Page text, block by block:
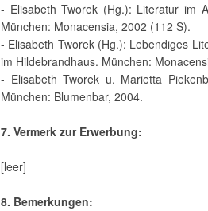
- Elisabeth Tworek (Hg.): Literatur im
München: Monacensia, 2002 (112 S).
- Elisabeth Tworek (Hg.): Lebendiges
im Hildebrandhaus. München:
- Elisabeth Tworek u. Marietta
München: Blumenbar, 2004.
7. Vermerk zur Erwerbung:
[leer]
8. Bemerkungen: